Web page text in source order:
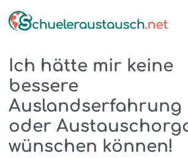
Ich hätte mir keine
bessere
Auslandserfahrung
oder
wünschen können!